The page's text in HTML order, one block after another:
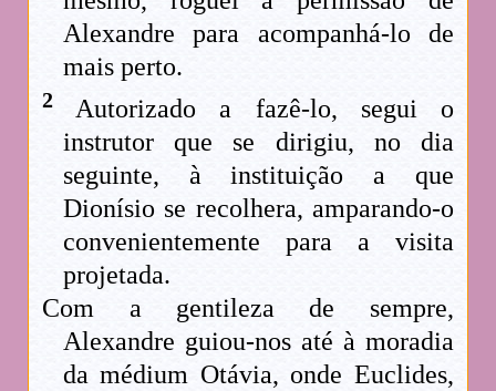
Alexandre para acompanhá-lo de
mais perto.
2 Autorizado a fazê-lo, segui o
instrutor que se dirigiu, no dia
seguinte, à instituição a que
Dionísio se recolhera, amparando-o
convenientemente para a visita
projetada.
Com a gentileza de sempre,
Alexandre guiou-nos até à moradia
da médium Otávia, onde Euclides,